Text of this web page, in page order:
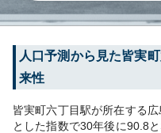
人口予測から見た皆実
来性
皆実町六丁目駅が所在する
とした指数で30年後に90.8